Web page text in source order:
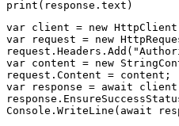
var client = new
var request = new
var content = new
request.Content = content;
var response = await